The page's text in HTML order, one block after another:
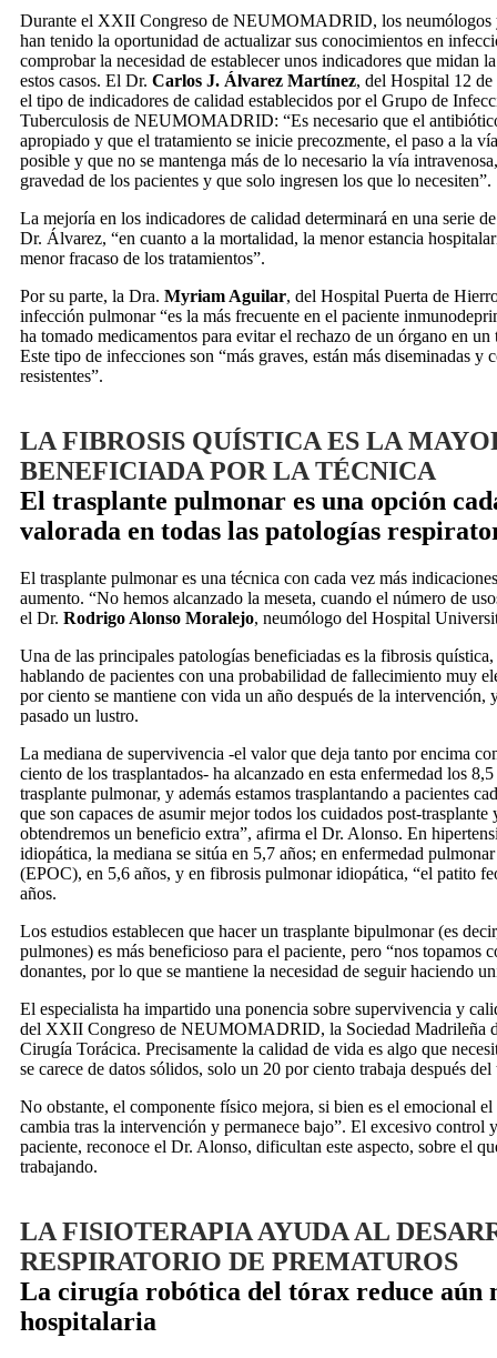
Durante el XXII Congreso de NEUMOMADRID, los neumólogos
han tenido la oportunidad de actualizar sus conocimientos en
comprobar la necesidad de establecer unos indicadores que midan
estos casos. El Dr. Carlos J. Álvarez Martínez, del Hospital 12 de
el tipo de indicadores de calidad establecidos por el Grupo de
Tuberculosis de NEUMOMADRID: “Es necesario que el
apropiado y que el tratamiento se inicie precozmente, el paso a la
posible y que no se mantenga más de lo necesario la vía
gravedad de los pacientes y que solo ingresen los que lo necesiten”.
La mejoría en los indicadores de calidad determinará en una serie
Dr. Álvarez, “en cuanto a la mortalidad, la menor estancia
menor fracaso de los tratamientos”.
Por su parte, la Dra. Myriam Aguilar, del Hospital Puerta de
infección pulmonar “es la más frecuente en el paciente
ha tomado medicamentos para evitar el rechazo de un órgano en
Este tipo de infecciones son “más graves, están más diseminadas y
resistentes”.
LA FIBROSIS QUÍSTICA ES LA
BENEFICIADA POR LA TÉCNICA
El trasplante pulmonar es una opción
valorada en todas las patologías
El trasplante pulmonar es una técnica con cada vez más
aumento. “No hemos alcanzado la meseta, cuando el número de
el Dr. Rodrigo Alonso Moralejo, neumólogo del Hospital
Una de las principales patologías beneficiadas es la fibrosis quística,
hablando de pacientes con una probabilidad de fallecimiento muy
por ciento se mantiene con vida un año después de la intervención,
pasado un lustro.
La mediana de supervivencia -el valor que deja tanto por encima
ciento de los trasplantados- ha alcanzado en esta enfermedad los
trasplante pulmonar, y además estamos trasplantando a pacientes
que son capaces de asumir mejor todos los cuidados post-trasplante
obtendremos un beneficio extra”, afirma el Dr. Alonso. En
idiopática, la mediana se sitúa en 5,7 años; en enfermedad
(EPOC), en 5,6 años, y en fibrosis pulmonar idiopática, “el patito
años.
Los estudios establecen que hacer un trasplante bipulmonar (es
pulmones) es más beneficioso para el paciente, pero “nos topamos
donantes, por lo que se mantiene la necesidad de seguir haciendo
El especialista ha impartido una ponencia sobre supervivencia y
del XXII Congreso de NEUMOMADRID, la Sociedad Madrileña
Cirugía Torácica. Precisamente la calidad de vida es algo que
se carece de datos sólidos, solo un 20 por ciento trabaja después
No obstante, el componente físico mejora, si bien es el emocional el
cambia tras la intervención y permanece bajo”. El excesivo control
paciente, reconoce el Dr. Alonso, dificultan este aspecto, sobre el
trabajando.
LA FISIOTERAPIA AYUDA AL
RESPIRATORIO DE PREMATUROS
La cirugía robótica del tórax reduce aún
hospitalaria